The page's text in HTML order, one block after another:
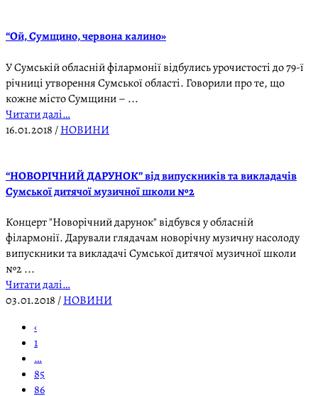
“Ой, Сумщино, червона калино»
У Сумській обласній філармонії відбулись урочистості до 79-ї
річниці утворення Сумської області. Говорили про те, що
кожне місто Сумщини – ...
Читати далі…
16.01.2018/НОВИНИ
“НОВОРІЧНИЙ ДАРУНОК” від випускників та викладачів
Сумської дитячої музичної школи №2
Концерт "Новорічний дарунок" відбувся у обласній
філармонії. Дарували глядачам новорічну музичну насолоду
випускники та викладачі Сумської дитячої музичної школи
№2 ...
Читати далі…
03.01.2018/НОВИНИ
‹
1
…
85
86